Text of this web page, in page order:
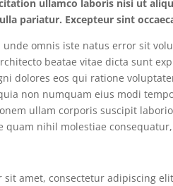
ullamco laboris nisi ut
pariatur. Excepteur sint
unde omnis iste natus error sit
beatae vitae dicta sunt
dolores eos qui ratione
non numquam eius modi
ullam corporis suscipit
quam nihil molestiae
sit amet, consectetur adipiscing